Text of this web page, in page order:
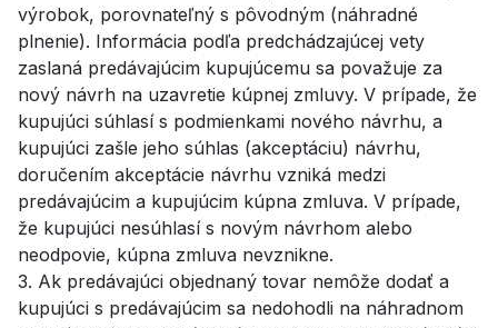
výrobok, porovnateľný s pôvodným (náhradné
plnenie). Informácia podľa predchádzajúcej vety
zaslaná predávajúcim kupujúcemu sa považuje za
nový návrh na uzavretie kúpnej zmluvy. V prípade, že
kupujúci súhlasí s podmienkami nového návrhu, a
kupujúci zašle jeho súhlas (akceptáciu) návrhu,
doručením akceptácie návrhu vzniká medzi
predávajúcim a kupujúcim kúpna zmluva. V prípade,
že kupujúci nesúhlasí s novým návrhom alebo
neodpovie, kúpna zmluva nevznikne.
3. Ak predávajúci objednaný tovar nemôže dodať a
kupujúci s predávajúcim sa nedohodli na náhradnom